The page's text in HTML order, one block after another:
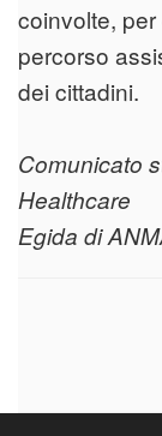
coinvolte,
percorso
dei cittadini.
Comunicato
Healthcare
Egida di